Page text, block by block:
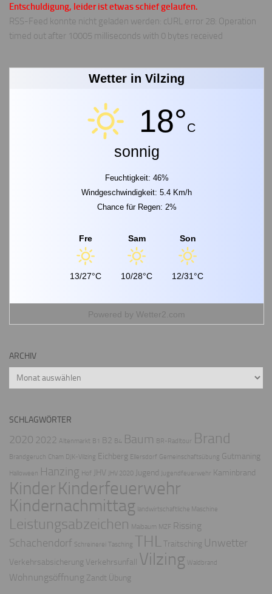
Entschuldigung, leider ist etwas schief gelaufen.
RSS-Feed konnte nicht geladen werden: cURL error 28: Operation
timed out after 10005 milliseconds with 0 bytes received
Wetter in Vilzing
18°C
sonnig
Feuchtigkeit: 46%
Windgeschwindigkeit: 5.4 Km/h
Chance für Regen: 2%
Fre
13/27°C
Sam
10/28°C
Son
12/31°C
Powered by Wetter2.com
ARCHIV
Archiv
SCHLAGWÖRTER
2020 2022 Altenmarkt B1 B2 B4 Baum BR-Radltour Brand
Brandgeruch Cham DJK-Vilzing Eichberg Ellersdorf Gemeinschaftsübung Gutmaning
Halloween Hanzing Hof JHV JHV 2020 Jugend Jugendfeuerwehr Kaminbrand
Kinder Kinderfeuerwehr
Kindernachmittag landwirtschaftliche Maschine
Leistungsabzeichen Maibaum MZF Rissing
Schachendorf Schreinerei Tasching THLTraitsching Unwetter
Verkehrsabsicherung Verkehrsunfall Vilzing Waldbrand
Wohnungsöffnung Zandt Übung